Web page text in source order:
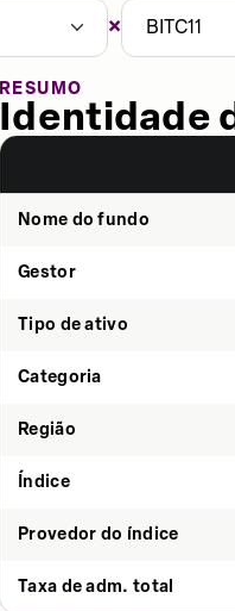
× BITC11
RESUMO
Identidade
Nome do fundo
Gestor
Tipo de ativo
Categoria
Região
Índice
Provedor do índice
Taxa de adm. total